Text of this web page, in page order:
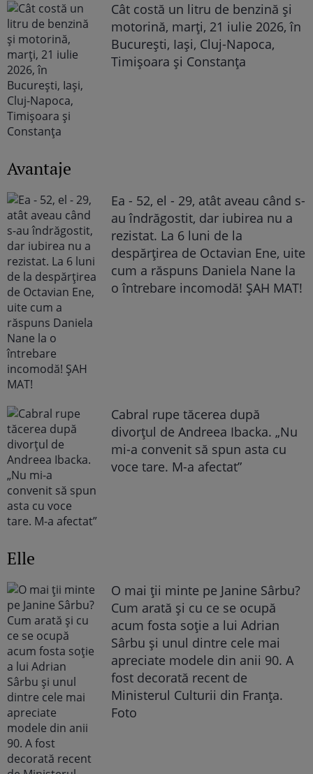
Cât costă un litru de benzină și
motorină, marți, 21 iulie 2026, în
București, Iași, Cluj-Napoca,
Timișoara și Constanța
Avantaje
Ea - 52, el - 29, atât aveau când s-
au îndrăgostit, dar iubirea nu a
rezistat. La 6 luni de la
despărțirea de Octavian Ene, uite
cum a răspuns Daniela Nane la
o întrebare incomodă! ȘAH MAT!
Cabral rupe tăcerea după
divorțul de Andreea Ibacka. „Nu
mi-a convenit să spun asta cu
voce tare. M-a afectat”
Elle
O mai ții minte pe Janine Sârbu?
Cum arată și cu ce se ocupă
acum fosta soție a lui Adrian
Sârbu și unul dintre cele mai
apreciate modele din anii 90. A
fost decorată recent de
Ministerul Culturii din Franța.
Foto